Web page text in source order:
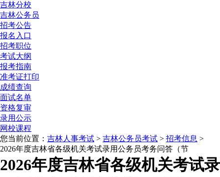
吉林分校
吉林公务员
招考公告
报名入口
招考职位
考试大纲
报考指南
准考证打印
成绩查询
面试名单
资格复审
录用公示
网校课程
您当前位置： 吉林人事考试 > 吉林公务员考试 > 招考信息 >
2026年度吉林省各级机关考试录用公务员考务问答（节
2026年度吉林省各级机关考试录